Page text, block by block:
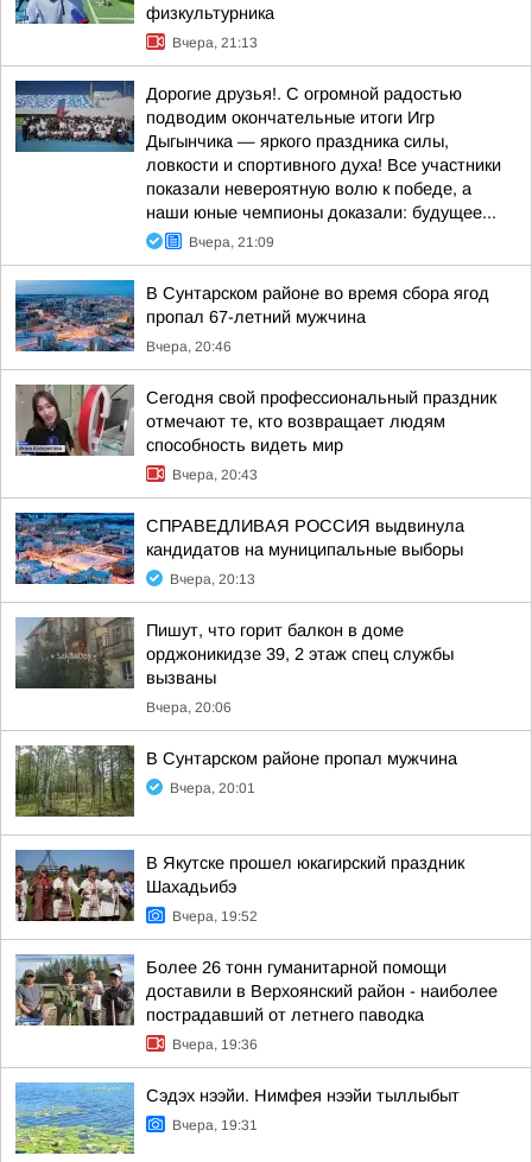
физкультурника
Вчера, 21:13
Дорогие друзья!. С огромной радостью
подводим окончательные итоги Игр
Дыгынчика — яркого праздника силы,
ловкости и спортивного духа! Все участники
показали невероятную волю к победе, а
наши юные чемпионы доказали: будущее...
Вчера, 21:09
В Сунтарском районе во время сбора ягод
пропал 67-летний мужчина
Вчера, 20:46
Сегодня свой профессиональный праздник
отмечают те, кто возвращает людям
способность видеть мир
Вчера, 20:43
СПРАВЕДЛИВАЯ РОССИЯ выдвинула
кандидатов на муниципальные выборы
Вчера, 20:13
Пишут, что горит балкон в доме
орджоникидзе 39, 2 этаж спец службы
вызваны
Вчера, 20:06
В Сунтарском районе пропал мужчина
Вчера, 20:01
В Якутске прошел юкагирский праздник
Шахадьибэ
Вчера, 19:52
Более 26 тонн гуманитарной помощи
доставили в Верхоянский район - наиболее
пострадавший от летнего паводка
Вчера, 19:36
Сэдэх нээйи. Нимфея нээйи тыллыбыт
Вчера, 19:31